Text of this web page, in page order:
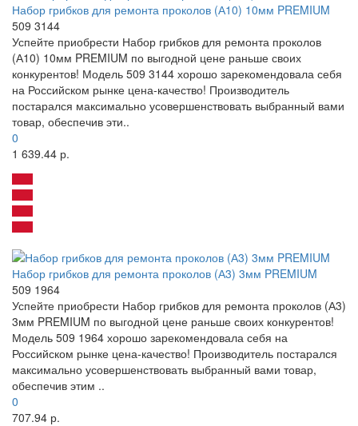
Набор грибков для ремонта проколов (А10) 10мм PREMIUM
509 3144
Успейте приобрести Набор грибков для ремонта проколов
(А10) 10мм PREMIUM по выгодной цене раньше своих
конкурентов! Модель 509 3144 хорошо зарекомендовала себя
на Российском рынке цена-качество! Производитель
постарался максимально усовершенствовать выбранный вами
товар, обеспечив эти..
0
1 639.44 р.
Набор грибков для ремонта проколов (А3) 3мм PREMIUM
509 1964
Успейте приобрести Набор грибков для ремонта проколов (А3)
3мм PREMIUM по выгодной цене раньше своих конкурентов!
Модель 509 1964 хорошо зарекомендовала себя на
Российском рынке цена-качество! Производитель постарался
максимально усовершенствовать выбранный вами товар,
обеспечив этим ..
0
707.94 р.